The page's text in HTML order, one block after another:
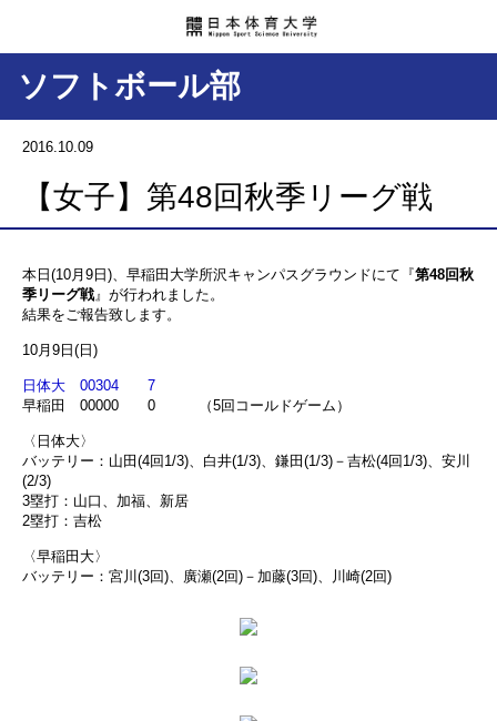
ソフトボール部
2016.10.09
【女子】第48回秋季リーグ戦
本日(10月9日)、早稲田大学所沢キャンパスグラウンドにて『第48回秋
季リーグ戦』が行われました。
結果をご報告致します。
10月9日(日)
日体大 00304 7
早稲田 00000 0 （5回コールドゲーム）
〈日体大〉
バッテリー：山田(4回1/3)、白井(1/3)、鎌田(1/3)－吉松(4回1/3)、安川
(2/3)
3塁打：山口、加福、新居
2塁打：吉松
〈早稲田大〉
バッテリー：宮川(3回)、廣瀬(2回)－加藤(3回)、川崎(2回)